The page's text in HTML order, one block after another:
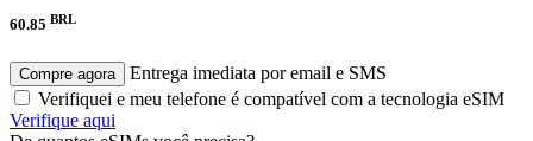
60.85 BRL
Compre agora
Entrega imediata por email e SMS
Verifiquei e meu telefone é compatível com a tecnologia eSIM
Verifique aqui